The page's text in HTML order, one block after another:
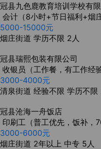
冠县九色鹿教育培训学校有
会计（8小时+节日福利+烟
5000-15000元
烟庄街道 学历不限 2人
冠县瑞熙包装有限公司
收银员（工作餐，有工作经
3000-4000元
清泉街道 经验不限 学历不限
冠县沧海一舟饭店
印刷工（普工优先，饭补，
3000-6000元
烟庄街道 2年以上 中专 5人